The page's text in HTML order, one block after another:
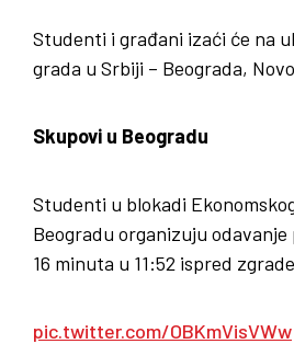
Studenti i građani izaći će na
grada u Srbiji – Beograda,
Skupovi u Beogradu
Studenti u blokadi
Beogradu organizuju
16 minuta u 11:52 ispred
pic.twitter.com/OBKmVisVWw